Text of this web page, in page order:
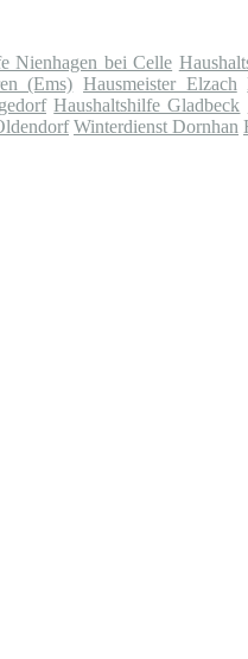
Nienhagen bei Celle
(Ems) Hausmeister Elzach
Haushaltshilfe Gladbeck
Winterdienst Dornhan